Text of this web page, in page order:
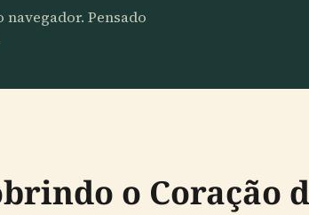
Pensado
o